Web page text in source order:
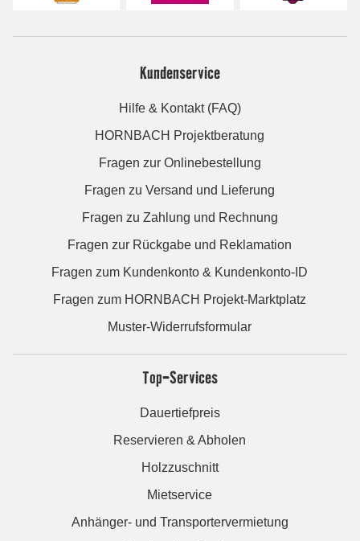
Kundenservice
Hilfe & Kontakt (FAQ)
HORNBACH Projektberatung
Fragen zur Onlinebestellung
Fragen zu Versand und Lieferung
Fragen zu Zahlung und Rechnung
Fragen zur Rückgabe und Reklamation
Fragen zum Kundenkonto & Kundenkonto-ID
Fragen zum HORNBACH Projekt-Marktplatz
Muster-Widerrufsformular
Top-Services
Dauertiefpreis
Reservieren & Abholen
Holzzuschnitt
Mietservice
Anhänger- und Transportervermietung